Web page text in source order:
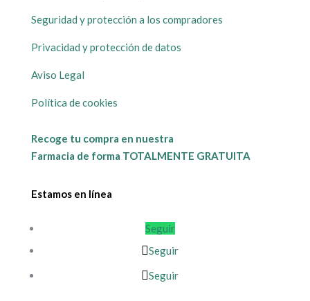
Seguridad y protección a los compradores
Privacidad y protección de datos
Aviso Legal
Política de cookies
Recoge tu compra en nuestra
Farmacia de forma TOTALMENTE GRATUITA
Estamos en línea
Seguir
Seguir
Seguir